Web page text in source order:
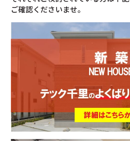
ご確認くださいませ。